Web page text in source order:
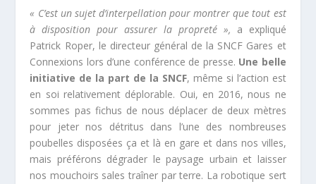
« C’est un sujet d’interpellation pour montrer que tout est
à disposition pour assurer la propreté », a expliqué
Patrick Roper, le directeur général de la SNCF Gares et
Connexions lors d’une conférence de presse. Une belle
initiative de la part de la SNCF, même si l’action est
en soi relativement déplorable. Oui, en 2016, nous ne
sommes pas fichus de nous déplacer de deux mètres
pour jeter nos détritus dans l’une des nombreuses
poubelles disposées ça et là en gare et dans nos villes,
mais préférons dégrader le paysage urbain et laisser
nos mouchoirs sales traîner par terre. La robotique sert